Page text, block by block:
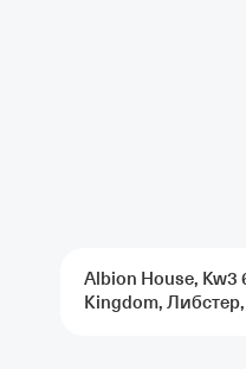
Albion House, Kw3 6Bs, Lybster, United
Kingdom, Либстер,